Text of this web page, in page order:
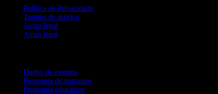
Política de Privacidade
Termos de serviço
Aviso legal
Aviso legal
Dados de eventos
Programa de parceiros
Programa educativo